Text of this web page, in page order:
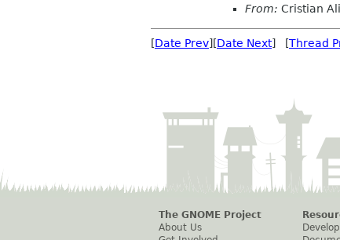
From: Cristian
[Date Prev][Date Next] [Thread
The GNOME Project
About Us